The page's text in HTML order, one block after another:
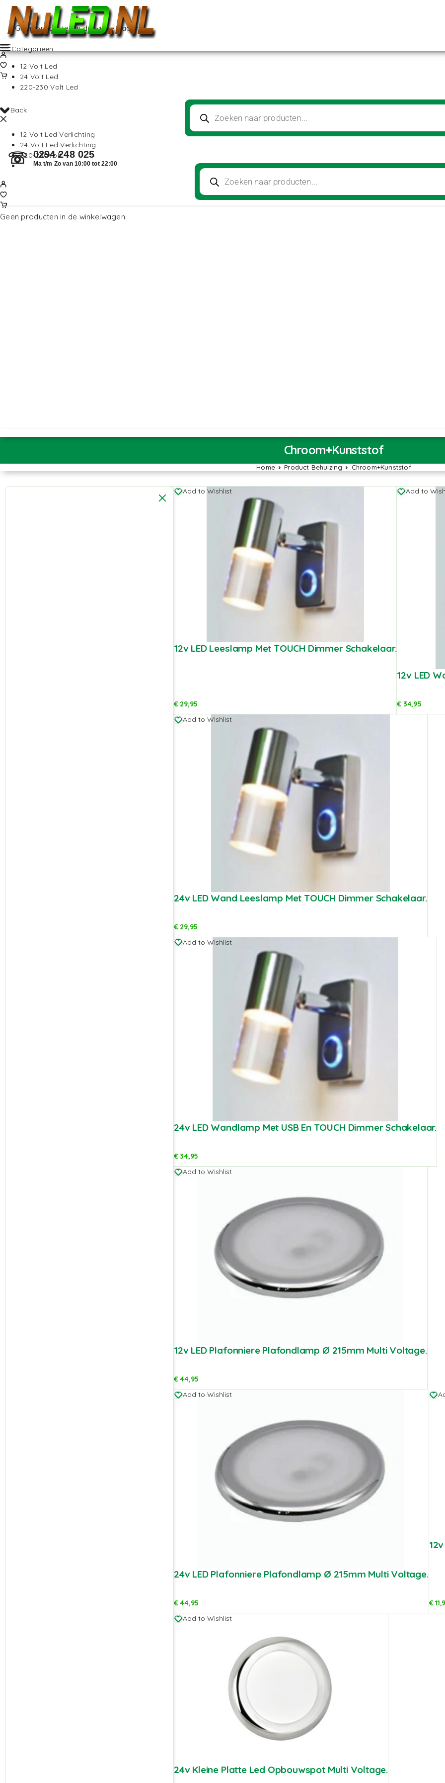
Geen producten in de winkelwagen.
Back
12 Volt Led Verlichting
24 Volt Led Verlichting
220-230Volt
Categorieën
12 Volt Led
24 Volt Led
220-230 Volt Led
☏ 0294 248 025
Ma t/m Zo van 10:00 tot 22:00
Geen producten in de winkelwagen.
Chroom+Kunststof
Home Product Behuizing Chroom+Kunststof
Add to Wishlist
12v LED Leeslamp Met TOUCH Dimmer Schakelaar.
€29,95
Add to
12v LED
€ 34,95
Add to Wishlist
24v LED Wand Leeslamp Met TOUCH Dimmer Schakelaar.
€29,95
Add to Wishlist
24v LED Wandlamp Met USB En TOUCH Dimmer Schakelaar.
€34,95
Add to Wishlist
12v LED Plafonniere Plafondlamp Ø 215mm Multi Voltage.
€44,95
Add to Wishlist
24v LED Plafonniere Plafondlamp Ø 215mm Multi Voltage.
€44,95 €
Add to Wishlist
24v Kleine Platte Led Opbouwspot Multi Voltage.